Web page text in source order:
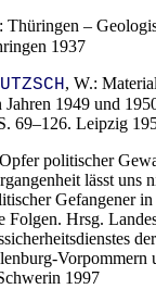
Thüringen –
1937
, W.:
Jahren 1949 und
69–126. Leipzig
politischer
lässt uns
Gefangener
Folgen. Hrsg.
Vorpommern
1997